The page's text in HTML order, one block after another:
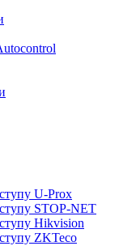
U-Prox
STOP-NET
Hikvision
ZKTeco